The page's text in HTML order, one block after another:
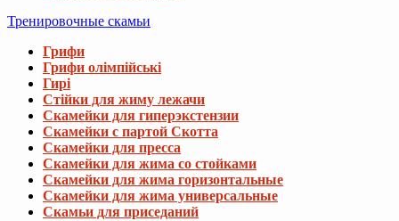
Тренировочные скамьи
Грифи
Грифи олімпійські
Гирі
Стійки для жиму лежачи
Скамейки для гиперэкстензии
Скамейки с партой Скотта
Скамейки для пресса
Скамейки для жима со стойками
Скамейки для жима горизонтальные
Скамейки для жима универсальные
Скамьи для приседаний